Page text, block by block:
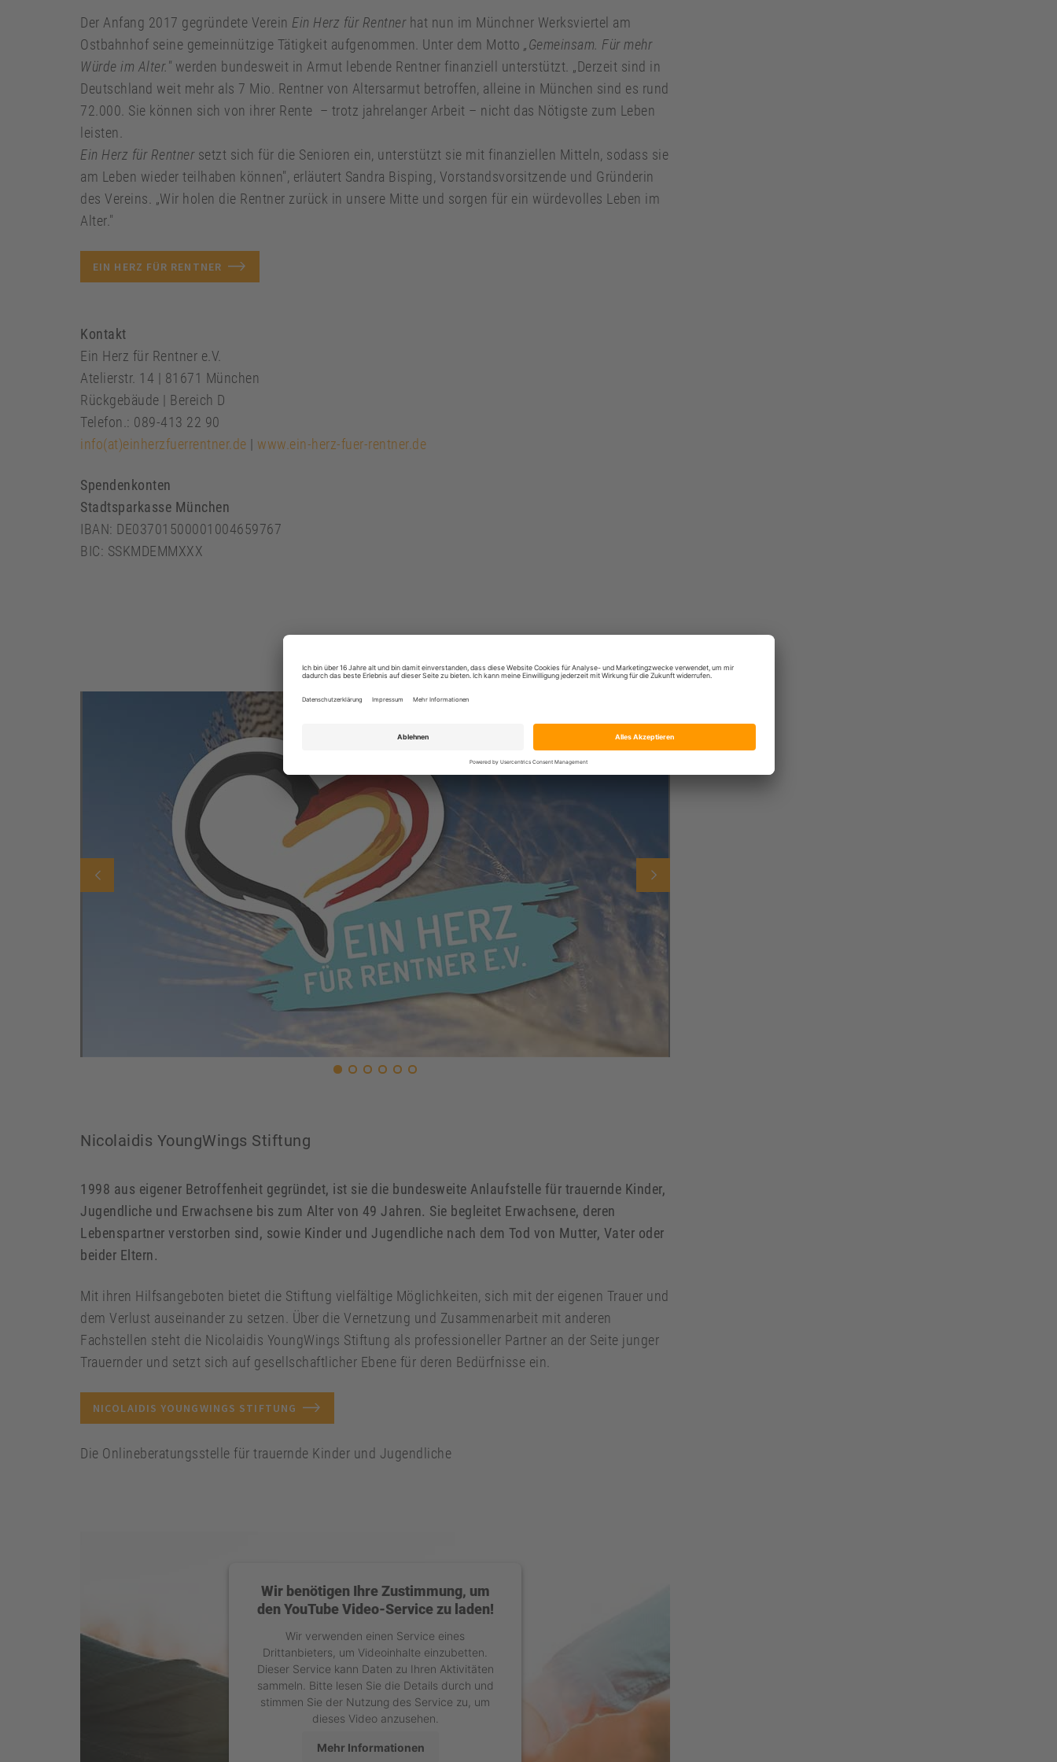
Der Anfang 2017 gegründete Verein Ein Herz für Rentnerhat nun im Münchner Werksviertel am
Ostbahnhof seine gemeinnützige Tätigkeit aufgenommen. Unter dem Motto „Gemeinsam. Für mehr
Würde im Alter." werden bundesweit in Armut lebende Rentner finanziell unterstützt. „Derzeit sind in
Deutschland weit mehr als 7 Mio. Rentner von Altersarmut betroffen, alleine in München sind es rund
72.000. Sie können sich von ihrer Rente – trotz jahrelanger Arbeit – nicht das Nötigste zum Leben
leisten.
Ein Herz für Rentnersetzt sich für die Senioren ein, unterstützt sie mit finanziellen Mitteln, sodass sie
am Leben wieder teilhaben können", erläutert Sandra Bisping, Vorstandsvorsitzende und Gründerin
des Vereins. „Wir holen die Rentner zurück in unsere Mitte und sorgen für ein würdevolles Leben im
Alter."
EIN HERZ FÜR RENTNER
Kontakt
Ein Herz für Rentner e.V.
Atelierstr. 14 | 81671 München
Rückgebäude | Bereich D
Telefon.: 089-413 22 90
info(at)einherzfuerrentner.de | www.ein-herz-fuer-rentner.de
Spendenkonten
Stadtsparkasse München
IBAN: DE03701500001004659767
BIC: SSKMDEMMXXX
Nicolaidis YoungWings Stiftung
1998 aus eigener Betroffenheit gegründet, ist sie die bundesweite Anlaufstelle für trauernde Kinder,
Jugendliche und Erwachsene bis zum Alter von 49 Jahren. Sie begleitet Erwachsene, deren
Lebenspartner verstorben sind, sowie Kinder und Jugendliche nach dem Tod von Mutter, Vater oder
beider Eltern.
Mit ihren Hilfsangeboten bietet die Stiftung vielfältige Möglichkeiten, sich mit der eigenen Trauer und
dem Verlust auseinander zu setzen. Über die Vernetzung und Zusammenarbeit mit anderen
Fachstellen steht die Nicolaidis YoungWings Stiftung als professioneller Partner an der Seite junger
Trauernder und setzt sich auf gesellschaftlicher Ebene für deren Bedürfnisse ein.
NICOLAIDIS YOUNGWINGS STIFTUNG
Die Onlineberatungsstelle für trauernde Kinder und Jugendliche
Wir benötigen Ihre Zustimmung, um
den YouTube Video-Service zu laden!
Wir verwenden einen Service eines
Drittanbieters, um Videoinhalte einzubetten.
Dieser Service kann Daten zu Ihren Aktivitäten
sammeln. Bitte lesen Sie die Details durch und
stimmen Sie der Nutzung des Service zu, um
dieses Video anzusehen.
Mehr Informationen